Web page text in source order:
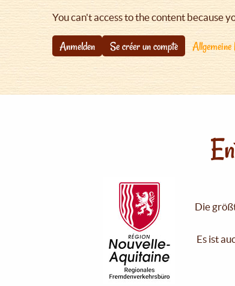
You can't access to the content because
Anmelden Se créer un compte Allgemeine
Die
Es ist